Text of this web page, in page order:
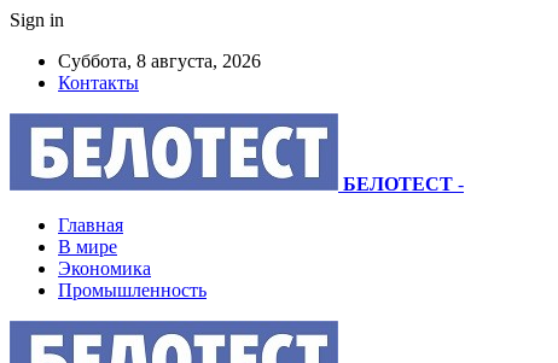
Sign in
Суббота, 8 августа, 2026
Контакты
БЕЛОТЕСТ -
Главная
В мире
Экономика
Промышленность